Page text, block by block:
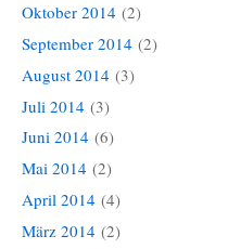
Oktober 2014 (2)
September 2014 (2)
August 2014 (3)
Juli 2014 (3)
Juni 2014 (6)
Mai 2014 (2)
April 2014 (4)
März 2014 (2)